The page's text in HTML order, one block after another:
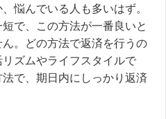
悩んでいる人も多いはず。
で、この方法が一番良いと
。どの方法で返済を行うの
リズムやライフスタイルで
で、期日内にしっかり返済